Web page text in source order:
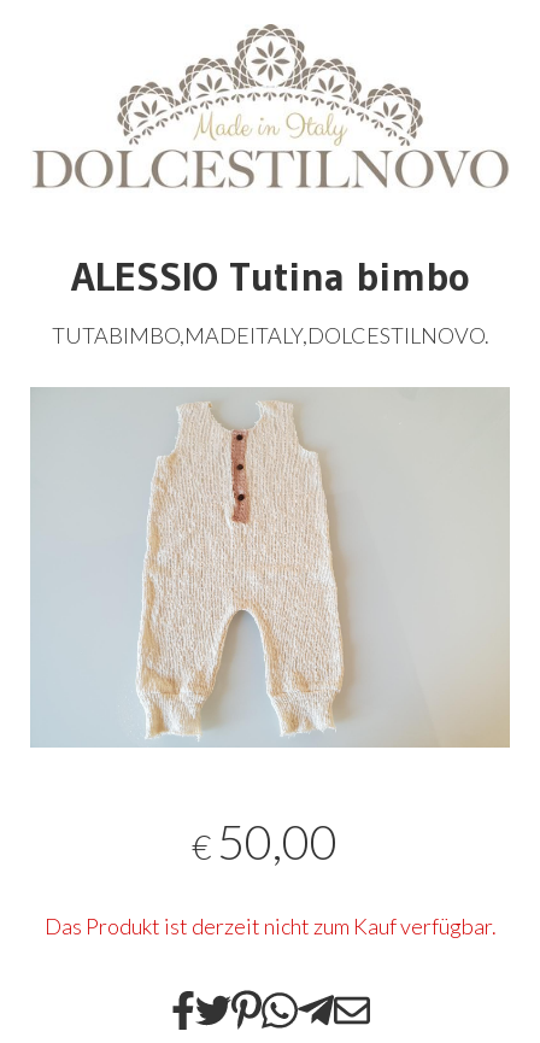
ALESSIO Tutina bimbo
TUTABIMBO,MADEITALY,DOLCESTILNOVO.
€ 50,00
Das Produkt ist derzeit nicht zum Kauf verfügbar.